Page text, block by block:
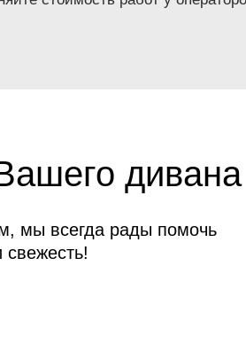
дивана
мы всегда рады помочь
свежесть!